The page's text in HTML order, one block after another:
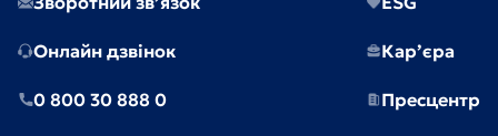
Онлайн дзвінок
0 800 30 888 0
Кар’єра
Пресцентр